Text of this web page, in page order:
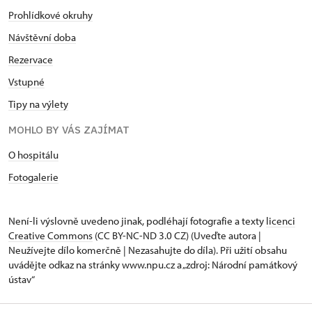
Prohlídkové okruhy
Návštěvní doba
Rezervace
Vstupné
Tipy na výlety
MOHLO BY VÁS ZAJÍMAT
O hospitálu
Fotogalerie
Není-li výslovně uvedeno jinak, podléhají fotografie a texty licenci
Creative Commons (CC BY-NC-ND 3.0 CZ) (Uveďte autora |
Neužívejte dílo komerčně | Nezasahujte do díla). Při užití obsahu
uvádějte odkaz na stránky www.npu.cz a „zdroj: Národní památkový
ústav“